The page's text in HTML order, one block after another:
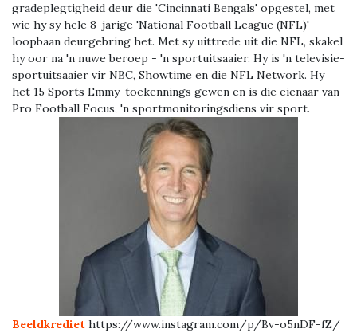
gradeplegtigheid deur die 'Cincinnati Bengals' opgestel, met
wie hy sy hele 8-jarige 'National Football League (NFL)'
loopbaan deurgebring het. Met sy uittrede uit die NFL, skakel
hy oor na 'n nuwe beroep - 'n sportuitsaaier. Hy is 'n televisie-
sportuitsaaier vir NBC, Showtime en die NFL Network. Hy
het 15 Sports Emmy-toekennings gewen en is die eienaar van
Pro Football Focus, 'n sportmonitoringsdiens vir sport.
Beeldkrediet https://www.instagram.com/p/Bv-o5nDF-fZ/